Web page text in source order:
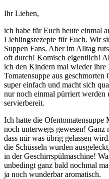
Ihr Lieben,
ich habe für Euch heute einmal
Lieblingsrezepte für Euch. Wir
Suppen Fans. Aber im Alltag
oft durch! Komisch eigentlich!
ich den Kindern mal wieder ihre
Tomatensuppe aus
super einfach und macht sich
nur noch einmal pürriert werden
servierbereit.
Ich hatte die Ofentomatensuppe
noch unterwegs gewesen! Ganz
dass mir was übrig gelassen
die Schüsseln wurden
in der Geschirrspülmaschine!
unbedingt ganz bald nochmal
ja noch wunderbar aromatisch.